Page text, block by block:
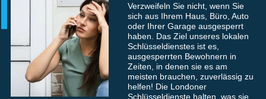
Verzweifeln Sie nicht, wenn Sie
sich aus Ihrem Haus, Büro, Auto
oder Ihrer Garage ausgesperrt
haben. Das Ziel unseres lokalen
Schlüsseldienstes ist es,
ausgesperrten Bewohnern in
Zeiten, in denen sie es am
meisten brauchen, zuverlässig zu
helfen! Die Londoner
Schlüsseldienste halten, was sie